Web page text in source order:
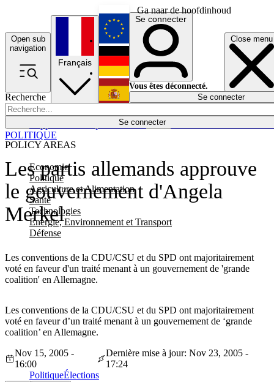
Ga naar de hoofdinhoud
Open sub
navigation
Close menu
Recherche
Se connecter
POLICY AREAS
Economie
Politique
Agriculture et Alimentation
Santé
Technologies
Energie, Environnement et Transport
Défense
Économie
Français
English
Deutsch
Español
Se connecter
Vous êtes déconnecté.
Se connecter
Les partis allemands approuve
le gouvernement d'Angela
Merkel
Les conventions de la CDU/CSU et du SPD ont majoritairement
voté en faveur d'un traité menant à un gouvernement de 'grande
coalition' en Allemagne.
POLITIQUE
Les conventions de la CDU/CSU et du SPD ont majoritairement
voté en faveur d’un traité menant à un gouvernement de ‘grande
coalition’ en Allemagne.
Nov 15, 2005 -
16:00
Dernière mise à jour: Nov 23, 2005 -
17:24
PolitiqueÉlections